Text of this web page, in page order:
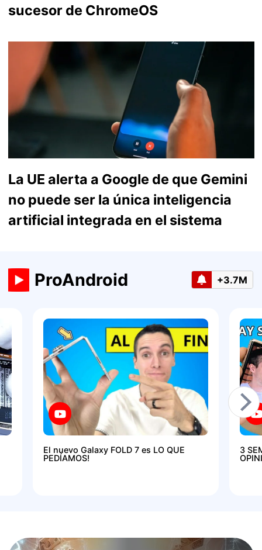
sucesor de ChromeOS
La UE alerta a Google de que Gemini
no puede ser la única inteligencia
artificial integrada en el sistema
ProAndroid +3.7M
El nuevo Galaxy FOLD 7 es LO QUE
PEDÍAMOS!
3